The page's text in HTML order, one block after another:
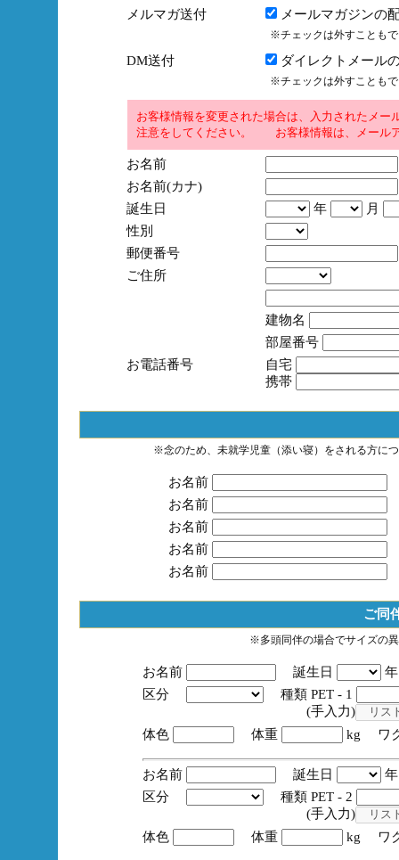
メルマガ送付 メールマガジンの
※チェックは外すことも
DM送付 ダイレクトメール
※チェックは外すことも
お客様情報を変更された場合は、入力されたメ
注意をしてください。 お客様情報は、メール
お名前
お名前(カナ)
誕生日
年
月
性別
郵便番号
ご住所
建物名
部屋番号
お電話番号
自宅
携帯
※念のため、未就学児童（添い寝）をされる方に
お名前
お名前
お名前
お名前
お名前
ご同
※多頭同伴の場合でサイズの
お名前 誕生日
区分
種類 PET - 1
(手入力)
体色
体重 kg ワ
お名前 誕生日
区分
種類 PET - 2
(手入力)
体色
体重 kg ワ